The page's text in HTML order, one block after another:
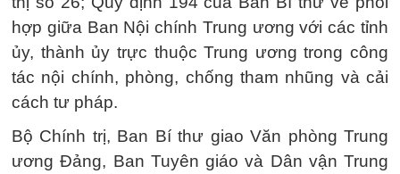
hợp giữa Ban Nội chính Trung ương với các tỉnh
ủy, thành ủy trực thuộc Trung ương trong công
tác nội chính, phòng, chống tham nhũng và cải
cách tư pháp.
Bộ Chính trị, Ban Bí thư giao Văn phòng Trung
ương Đảng, Ban Tuyên giáo và Dân vận Trung